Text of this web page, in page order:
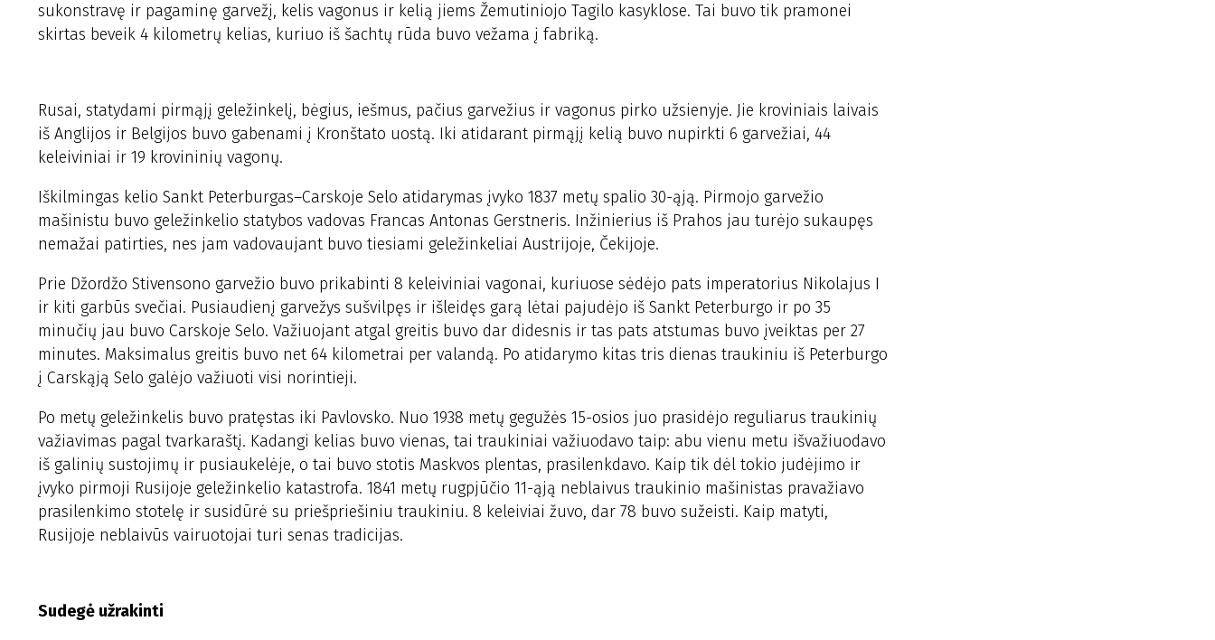
sukonstravę ir pagaminę garvežį, kelis vagonus ir kelią jiems Žemutiniojo Tagilo kasyklose. Tai buvo tik pramonei
skirtas beveik 4 kilometrų kelias, kuriuo iš šachtų rūda buvo vežama į fabriką.
Rusai, statydami pirmąjį geležinkelį, bėgius, iešmus, pačius garvežius ir vagonus pirko užsienyje. Jie kroviniais laivais
iš Anglijos ir Belgijos buvo gabenami į Kronštato uostą. Iki atidarant pirmąjį kelią buvo nupirkti 6 garvežiai, 44
keleiviniai ir 19 krovininių vagonų.
Iškilmingas kelio Sankt Peterburgas–Carskoje Selo atidarymas įvyko 1837 metų spalio 30-ąją. Pirmojo garvežio
mašinistu buvo geležinkelio statybos vadovas Francas Antonas Gerstneris. Inžinierius iš Prahos jau turėjo sukaupęs
nemažai patirties, nes jam vadovaujant buvo tiesiami geležinkeliai Austrijoje, Čekijoje.
Prie Džordžo Stivensono garvežio buvo prikabinti 8 keleiviniai vagonai, kuriuose sėdėjo pats imperatorius Nikolajus I
ir kiti garbūs svečiai. Pusiaudienį garvežys sušvilpęs ir išleidęs garą lėtai pajudėjo iš Sankt Peterburgo ir po 35
minučių jau buvo Carskoje Selo. Važiuojant atgal greitis buvo dar didesnis ir tas pats atstumas buvo įveiktas per 27
minutes. Maksimalus greitis buvo net 64 kilometrai per valandą. Po atidarymo kitas tris dienas traukiniu iš Peterburgo
į Carskąją Selo galėjo važiuoti visi norintieji.
Po metų geležinkelis buvo pratęstas iki Pavlovsko. Nuo 1938 metų gegužės 15-osios juo prasidėjo reguliarus traukinių
važiavimas pagal tvarkaraštį. Kadangi kelias buvo vienas, tai traukiniai važiuodavo taip: abu vienu metu išvažiuodavo
iš galinių sustojimų ir pusiaukelėje, o tai buvo stotis Maskvos plentas, prasilenkdavo. Kaip tik dėl tokio judėjimo ir
įvyko pirmoji Rusijoje geležinkelio katastrofa. 1841 metų rugpjūčio 11-ąją neblaivus traukinio mašinistas pravažiavo
prasilenkimo stotelę ir susidūrė su priešpriešiniu traukiniu. 8 keleiviai žuvo, dar 78 buvo sužeisti. Kaip matyti,
Rusijoje neblaivūs vairuotojai turi senas tradicijas.
Sudegė užrakinti